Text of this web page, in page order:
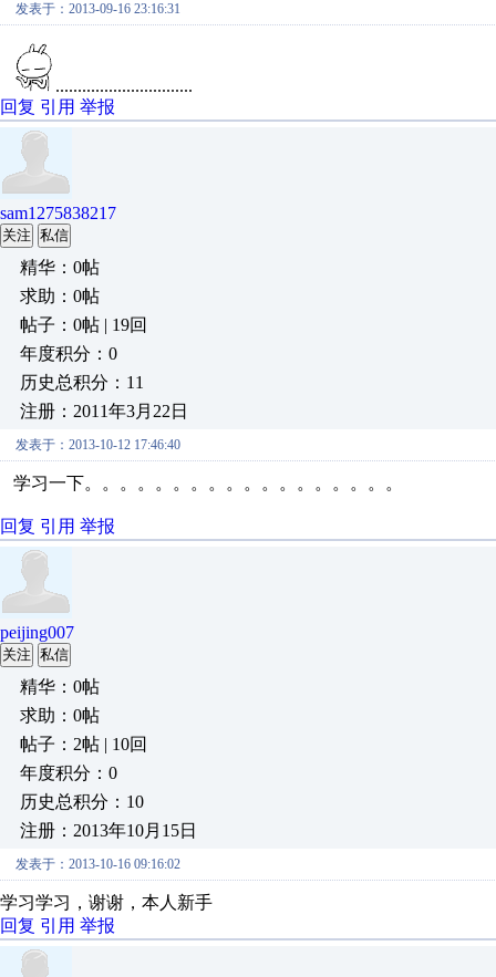
发表于：2013-09-16 23:16:31
...............................
回复 引用 举报
sam1275838217
关注 私信
精华：0帖
求助：0帖
帖子：0帖 | 19回
年度积分：0
历史总积分：11
注册：2011年3月22日
发表于：2013-10-12 17:46:40
学习一下。。。。。。。。。。。。。。。。。。
回复 引用 举报
peijing007
关注 私信
精华：0帖
求助：0帖
帖子：2帖 | 10回
年度积分：0
历史总积分：10
注册：2013年10月15日
发表于：2013-10-16 09:16:02
学习学习，谢谢，本人新手
回复 引用 举报